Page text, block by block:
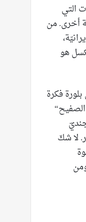
التي
أخرى. من
هو
فكرة
لا شكّ